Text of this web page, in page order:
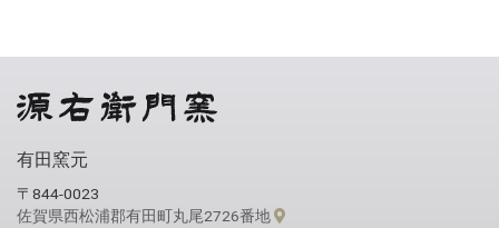
有田窯元
〒844-0023
佐賀県西松浦郡有田町丸尾2726番地